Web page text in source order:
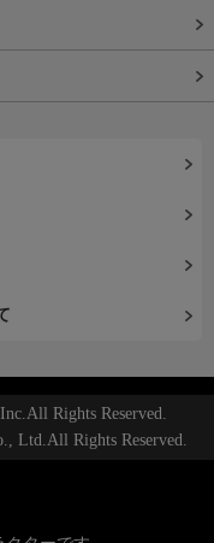
Rights Reserved.
Ltd.All Rights Reserved.